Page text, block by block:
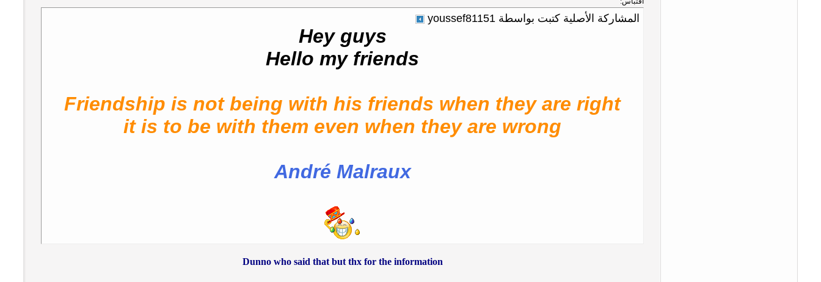
المشاركة الأصلية كتبت بواسطة youssef81151
Hey guys
Hello my friends
Friendship is not being with his friends when they are right
it is to be with them even when they are wrong
André Malraux
Dunno who said that but thx for the information